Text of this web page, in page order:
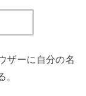
ザーに自分の名